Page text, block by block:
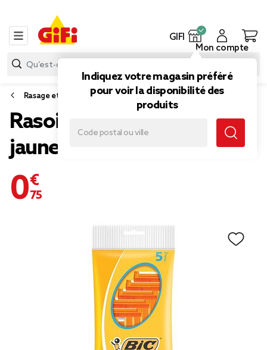
GIFI
Indiquez votre magasin préféré
pour voir la disponibilité des
produits
Mon compte
Rasage et épilation
Rasoir x5 Bic Sensitive
jaune 1 lame
0,75 €